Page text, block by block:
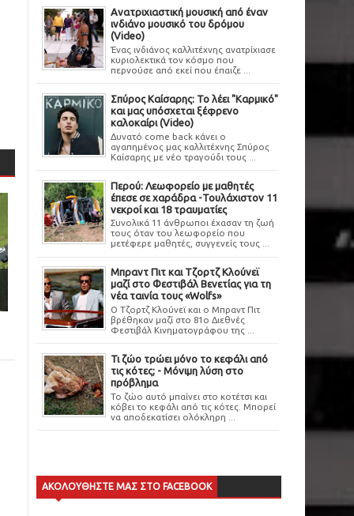
Ανατριχιαστική μουσική από έναν
ινδιάνο μουσικό του δρόμου
(Video)
Ένας ινδιάνος καλλιτέχνης ανατρίχιασε
κυριολεκτικά τον κόσμο που
περνούσε από εκεί που έπαιζε ...
Σπύρος Καίσαρης: Το λέει "Καρμικό"
και μας υπόσχεται ξέφρενο
καλοκαίρι (Video)
Δυνατό come back κάνει ο
αγαπημένος μας καλλιτέχνης Σπύρος
Καίσαρης με νέο τραγούδι τους ...
Περού: Λεωφορείο με μαθητές
έπεσε σε χαράδρα -Τουλάχιστον 11
νεκροί και 18 τραυματίες
Συνολικά 11 άνθρωποι έχασαν τη ζωή
τους όταν του λεωφορείο που
μετέφερε μαθητές, συγγενείς τους ...
Μπραντ Πιτ και Τζορτζ Κλούνεϊ
μαζί στο Φεστιβάλ Βενετίας για τη
νέα ταινία τους «Wolfs»
Ο Τζορτζ Κλούνεϊ και ο Μπραντ Πιτ
βρέθηκαν μαζί στο 81ο Διεθνές
Φεστιβάλ Κινηματογράφου της ...
Τι ζώο τρώει μόνο το κεφάλι από
τις κότες; - Μόνιμη λύση στο
πρόβλημα
Το ζώο αυτό μπαίνει στο κοτέτσι και
κόβει το κεφάλι από τις κότες. Μπορεί
να αποδεκατίσει ολόκληρη ...
ΑΚΟΛΟΥΘΗΣΤΕ ΜΑΣ ΣΤΟ FACEBOOK